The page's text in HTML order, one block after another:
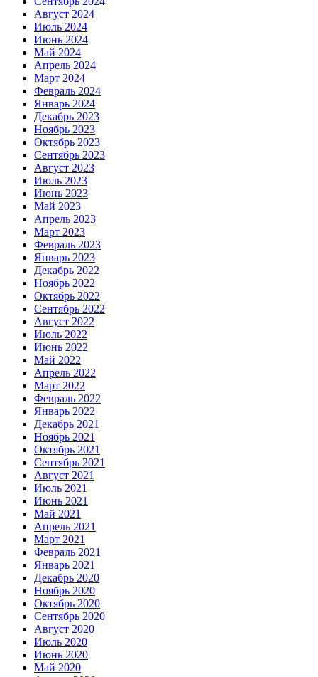
Август 2024
Июль 2024
Июнь 2024
Май 2024
Апрель 2024
Март 2024
Февраль 2024
Январь 2024
Декабрь 2023
Ноябрь 2023
Октябрь 2023
Сентябрь 2023
Август 2023
Июль 2023
Июнь 2023
Май 2023
Апрель 2023
Март 2023
Февраль 2023
Январь 2023
Декабрь 2022
Ноябрь 2022
Октябрь 2022
Сентябрь 2022
Август 2022
Июль 2022
Июнь 2022
Май 2022
Апрель 2022
Март 2022
Февраль 2022
Январь 2022
Декабрь 2021
Ноябрь 2021
Октябрь 2021
Сентябрь 2021
Август 2021
Июль 2021
Июнь 2021
Май 2021
Апрель 2021
Март 2021
Февраль 2021
Январь 2021
Декабрь 2020
Ноябрь 2020
Октябрь 2020
Сентябрь 2020
Август 2020
Июль 2020
Июнь 2020
Май 2020